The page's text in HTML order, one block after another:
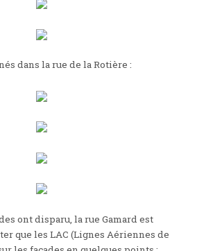
dans la rue de la Rotière :
ont disparu, la rue Gamard est
que les LAC (Lignes Aériennes de